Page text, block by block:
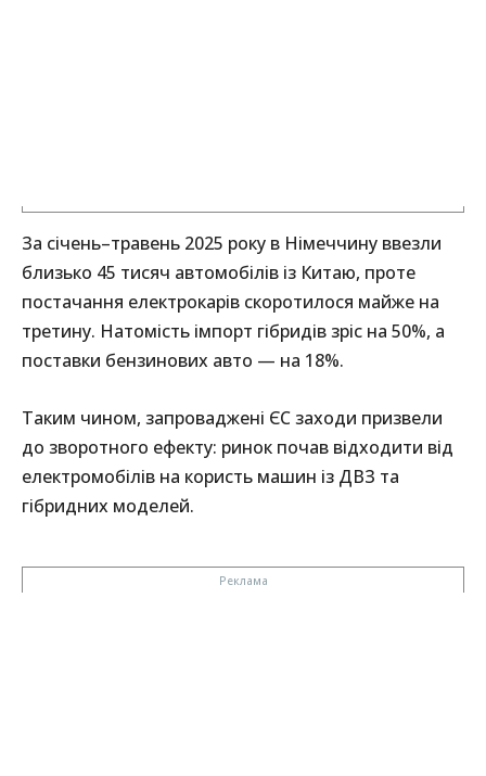
За січень–травень 2025 року в Німеччину ввезли
близько 45 тисяч автомобілів із Китаю, проте
постачання електрокарів скоротилося майже на
третину. Натомість імпорт гібридів зріс на 50%, а
поставки бензинових авто — на 18%.
Таким чином, запроваджені ЄС заходи призвели
до зворотного ефекту: ринок почав відходити від
електромобілів на користь машин із ДВЗ та
гібридних моделей.